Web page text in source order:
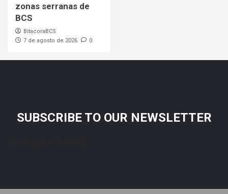
zonas serranas de
BCS
BitacoraBCS
7 de agosto de 2026
0
SUBSCRIBE TO OUR NEWSLETTER